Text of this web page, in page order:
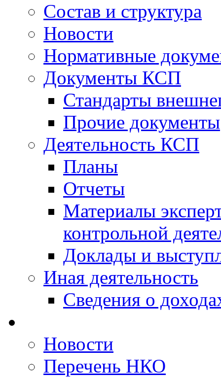
Состав и структура
Новости
Нормативные
Документы КСП
Стандарты
Прочие документы
Деятельность КСП
Планы
Отчеты
Материалы
контрольной
Доклады и
Иная деятельность
Сведения о
Новости
Перечень НКО